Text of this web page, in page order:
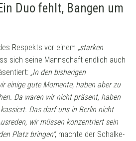
Duo fehlt, Bangen um
Respekts vor einem „starken
sich seine Mannschaft endlich auch
„In den bisherigen
einige gute Momente, haben aber zu
Da waren wir nicht präsent, haben
Das darf uns in Berlin nicht
wir müssen konzentriert sein
Platz bringen“, machte der Schalke-